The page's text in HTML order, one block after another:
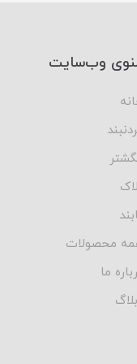
وب‌سایت
محصولات
ما